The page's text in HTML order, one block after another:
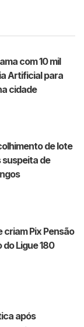
com 10 mil
Artificial para
cidade
de lote
de
criam Pix Pensão
Ligue 180
após